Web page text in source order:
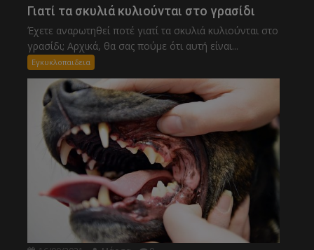
Γιατί τα σκυλιά κυλιούνται στο γρασίδι
Έχετε αναρωτηθεί ποτέ γιατί τα σκυλιά κυλιούνται στο
γρασίδι; Αρχικά, θα σας πούμε ότι αυτή είναι...
Εγκυκλοπαιδεια